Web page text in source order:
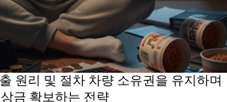
원리 및 절차 차량 소유권을 유지하며
금 확보하는 전략